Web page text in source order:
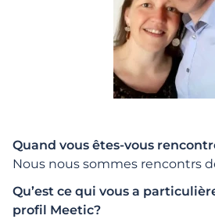
Quand vous êtes-vous
Nous nous sommes rencontrs
Qu’est ce qui vous a
profil Meetic?